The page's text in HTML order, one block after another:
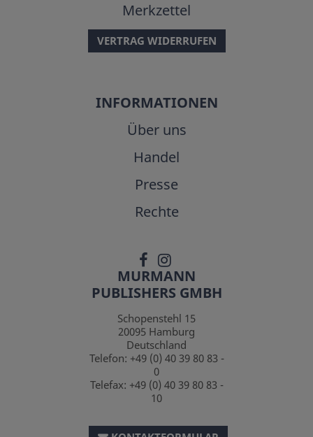
Merkzettel
VERTRAG WIDERRUFEN
INFORMATIONEN
Über uns
Handel
Presse
Rechte
MURMANN
PUBLISHERS GMBH
Schopenstehl 15
20095 Hamburg
Deutschland
Telefon: +49 (0) 40 39 80 83 -
0
Telefax: +49 (0) 40 39 80 83 -
10